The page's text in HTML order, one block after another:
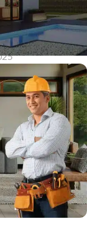
Islam:
Hari Ini!